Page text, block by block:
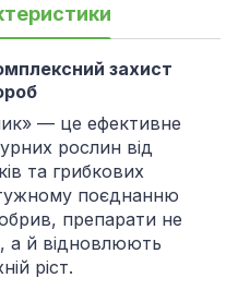
захист
— це ефективне
рослин від
та грибкових
поєднанню
препарати не
а й відновлюють
ріст.